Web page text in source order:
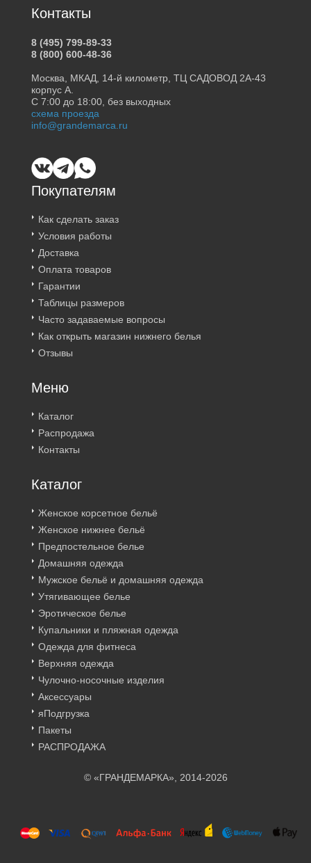
Покупателям
Как сделать заказ
Условия работы
Доставка
Оплата товаров
Гарантии
Таблицы размеров
Часто задаваемые вопросы
Как открыть магазин нижнего белья
Отзывы
Меню
Каталог
Распродажа
Контакты
Каталог
Женское корсетное бельё
Женское нижнее бельё
Предпостельное белье
Домашняя одежда
Мужское бельё и домашняя одежда
Утягивающее белье
Эротическое белье
Купальники и пляжная одежда
Одежда для фитнеса
Верхняя одежда
Чулочно-носочные изделия
Аксессуары
яПодгрузка
Пакеты
РАСПРОДАЖА
Контакты
8 (495) 799-89-33
8 (800) 600-48-36
Москва, МКАД, 14-й километр, ТЦ САДОВОД 2А-43
корпус А.
С 7:00 до 18:00, без выходных
схема проезда
info@grandemarca.ru
© «ГРАНДЕМАРКА», 2014-2026